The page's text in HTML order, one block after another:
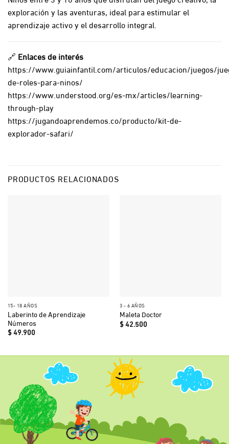
exploración y las aventuras, ideal para estimular el
aprendizaje activo y el desarrollo integral.
🔗 Enlaces de interés
https://www.guiainfantil.com/articulos/educacion/juegos/
de-roles-para-ninos/
https://www.understood.org/es-mx/articles/learning-
through-play
https://jugandoaprendemos.co/producto/kit-de-
explorador-safari/
PRODUCTOS RELACIONADOS
15- 18 AÑOS
Laberinto de Aprendizaje
Números
$49.900
3 - 6 AÑOS
Maleta Doctor
$42.500